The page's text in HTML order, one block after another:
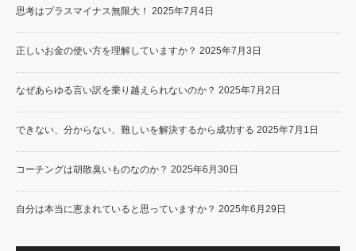
思考はプラスマイナス無限大！ 2025年7月4日
正しいお金の使い方を理解していますか？ 2025年7月3日
なぜあらゆる言い訳を乗り越えられないのか？ 2025年7月2日
できない、分からない、難しいを解決するから成功する 2025年7月1日
コーチングは胡散臭いものなのか？ 2025年6月30日
自分は本当に恵まれていると思っていますか？ 2025年6月29日